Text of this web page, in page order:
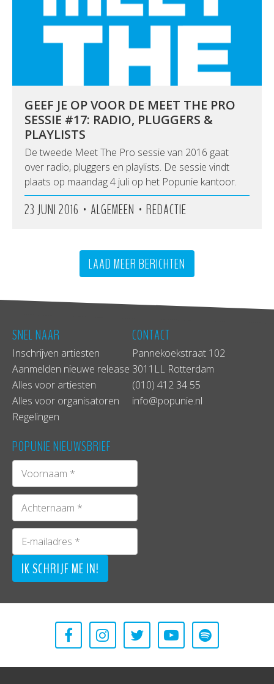
GEEF JE OP VOOR DE MEET THE PRO
SESSIE #17: RADIO, PLUGGERS &
PLAYLISTS
De tweede Meet The Pro sessie van 2016 gaat
over radio, pluggers en playlists. De sessie vindt
plaats op maandag 4 juli op het Popunie kantoor.
23 JUNI 2016 • ALGEMEEN • REDACTIE
LAAD MEER BERICHTEN
SNEL NAAR
Inschrijven artiesten
Aanmelden nieuwe release
Alles voor artiesten
Alles voor organisatoren
Regelingen
CONTACT
Pannekoekstraat 102
3011LL Rotterdam
(010) 412 34 55
info@popunie.nl
POPUNIE NIEUWSBRIEF